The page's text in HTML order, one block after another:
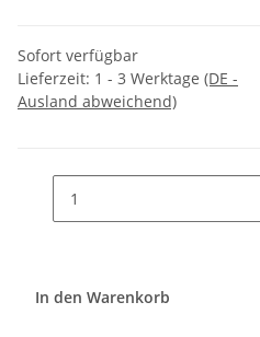
Sofort verfügbar
Lieferzeit: 1 - 3 Werktage (DE -
Ausland abweichend)
In den Warenkorb